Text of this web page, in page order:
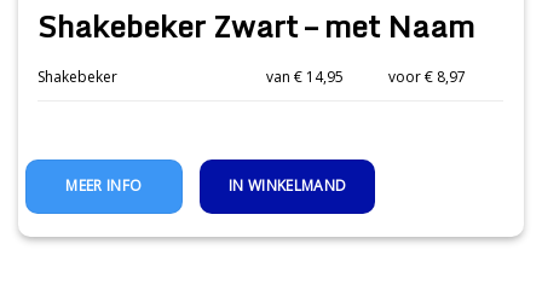
Shakebeker Zwart – met Naam
Shakebeker van € 14,95 voor € 8,97
IN WINKELMAND
MEER INFO